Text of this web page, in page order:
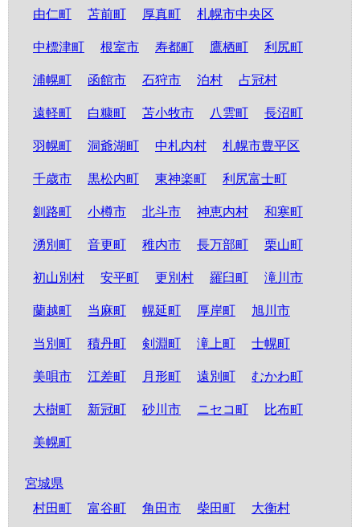
由仁町 苫前町 厚真町 札幌市中央区
中標津町 根室市 寿都町 鷹栖町 利尻町
浦幌町 函館市 石狩市 泊村 占冠村
遠軽町 白糠町 苫小牧市 八雲町 長沼町
羽幌町 洞爺湖町 中札内村 札幌市豊平区
千歳市 黒松内町 東神楽町 利尻富士町
釧路町 小樽市 北斗市 神恵内村 和寒町
湧別町 音更町 稚内市 長万部町 栗山町
初山別村 安平町 更別村 羅臼町 滝川市
蘭越町 当麻町 幌延町 厚岸町 旭川市
当別町 積丹町 剣淵町 滝上町 士幌町
美唄市 江差町 月形町 遠別町 むかわ町
大樹町 新冠町 砂川市 ニセコ町 比布町
美幌町
宮城県
村田町
富谷町 角田市 柴田町 大衡村